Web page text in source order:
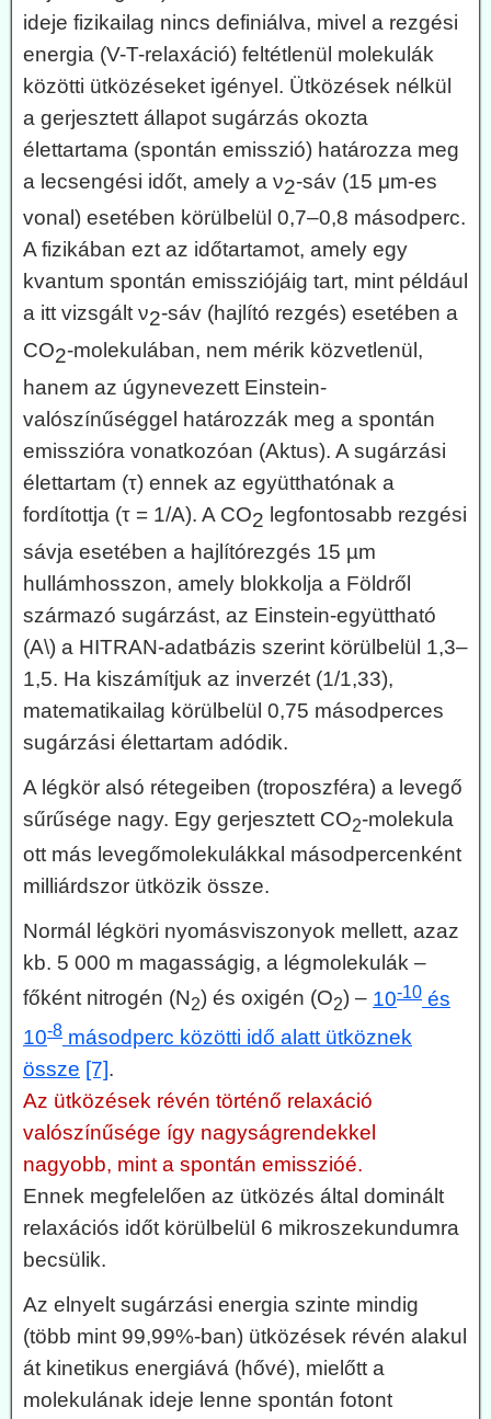
ideje fizikailag nincs definiálva, mivel a rezgési
energia (V-T-relaxáció) feltétlenül molekulák
közötti ütközéseket igényel. Ütközések nélkül
a gerjesztett állapot sugárzás okozta
élettartama (spontán emisszió) határozza meg
a lecsengési időt, amely a ν2-sáv (15 μm-es
vonal) esetében körülbelül 0,7–0,8 másodperc.
A fizikában ezt az időtartamot, amely egy
kvantum spontán emissziójáig tart, mint például
a itt vizsgált ν2-sáv (hajlító rezgés) esetében a
CO2-molekulában, nem mérik közvetlenül,
hanem az úgynevezett Einstein-
valószínűséggel határozzák meg a spontán
emisszióra vonatkozóan (Aktus). A sugárzási
élettartam (τ) ennek az együtthatónak a
fordítottja (τ = 1/A). A CO2 legfontosabb rezgési
sávja esetében a hajlítórezgés 15 µm
hullámhosszon, amely blokkolja a Földről
származó sugárzást, az Einstein-együttható
(A\) a HITRAN-adatbázis szerint körülbelül 1,3–
1,5. Ha kiszámítjuk az inverzét (1/1,33),
matematikailag körülbelül 0,75 másodperces
sugárzási élettartam adódik.
A légkör alsó rétegeiben (troposzféra) a levegő
sűrűsége nagy. Egy gerjesztett CO2-molekula
ott más levegőmolekulákkal másodpercenként
milliárdszor ütközik össze.
Normál légköri nyomásviszonyok mellett, azaz
kb. 5 000 m magasságig, a légmolekulák –
főként nitrogén (N2) és oxigén (O2) – 10-10 és
10-8 másodperc közötti idő alatt ütköznek
össze [7].
Az ütközések révén történő relaxáció
valószínűsége így nagyságrendekkel
nagyobb, mint a spontán emisszióé.
Ennek megfelelően az ütközés által dominált
relaxációs időt körülbelül 6 mikroszekundumra
becsülik.
Az elnyelt sugárzási energia szinte mindig
(több mint 99,99%-ban) ütközések révén alakul
át kinetikus energiává (hővé), mielőtt a
molekulának ideje lenne spontán fotont